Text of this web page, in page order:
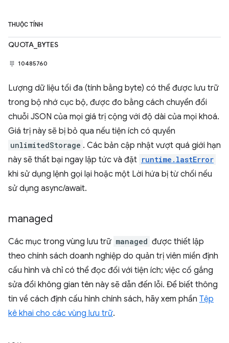
THUỘC TÍNH
QUOTA_BYTES
10485760
Lượng dữ liệu tối đa (tính bằng byte) có thể được lưu trữ
trong bộ nhớ cục bộ, được đo bằng cách chuyển đổi
chuỗi JSON của mọi giá trị cộng với độ dài của mọi khoá.
Giá trị này sẽ bị bỏ qua nếu tiện ích có quyền
unlimitedStorage . Các bản cập nhật vượt quá giới hạn
này sẽ thất bại ngay lập tức và đặt runtime.lastError
khi sử dụng lệnh gọi lại hoặc một Lời hứa bị từ chối nếu
sử dụng async/await.
managed
Các mục trong vùng lưu trữ managed được thiết lập
theo chính sách doanh nghiệp do quản trị viên miền định
cấu hình và chỉ có thể đọc đối với tiện ích; việc cố gắng
sửa đổi không gian tên này sẽ dẫn đến lỗi. Để biết thông
tin về cách định cấu hình chính sách, hãy xem phần Tệp
kê khai cho các vùng lưu trữ.